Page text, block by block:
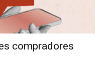
compradores